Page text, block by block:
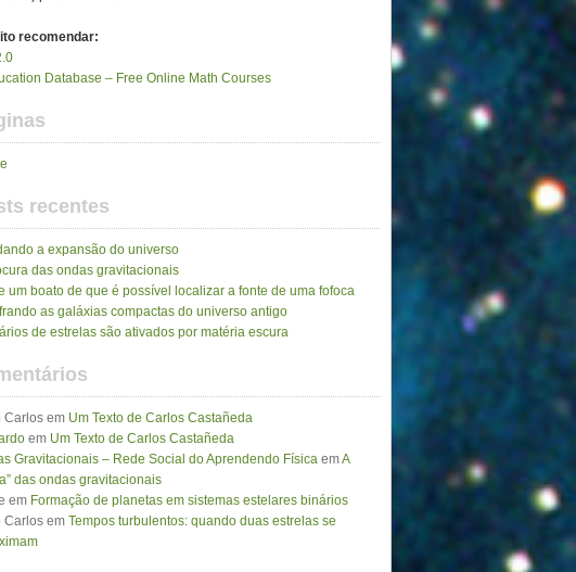
recomendar:
Database – Free Online Math Courses
recentes
a expansão do universo
das ondas gravitacionais
um boato de que é possível localizar a fonte de uma fofoca
as galáxias compactas do universo antigo
de estrelas são ativados por matéria escura
Carlos em Um Texto de Carlos Castañeda
em Um Texto de Carlos Castañeda
Gravitacionais – Rede Social do Aprendendo Física emA
das ondas gravitacionais
em Formação de planetas em sistemas estelares binários
Carlos em Tempos turbulentos: quando duas estrelas se